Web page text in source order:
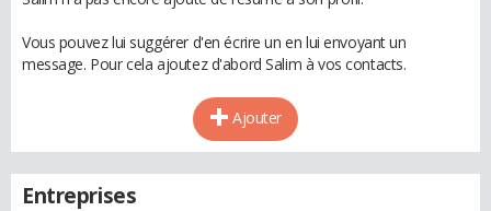
Vous pouvez lui suggérer d'en écrire un en lui envoyant un
message. Pour cela ajoutez d'abord Salim à vos contacts.
Ajouter
Entreprises